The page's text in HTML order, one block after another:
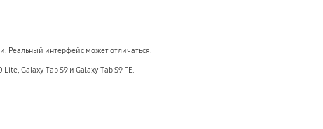
Реальный интерфейс может отличаться.
Galaxy Tab S9 и Galaxy Tab S9 FE.